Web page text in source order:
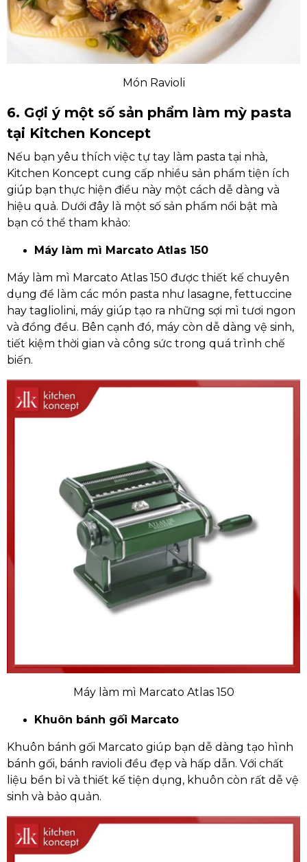
Món Ravioli
6. Gợi ý một số sản phẩm làm mỳ pasta
tại Kitchen Koncept
Nếu bạn yêu thích việc tự tay làm pasta tại nhà,
Kitchen Koncept cung cấp nhiều sản phẩm tiện ích
giúp bạn thực hiện điều này một cách dễ dàng và
hiệu quả. Dưới đây là một số sản phẩm nổi bật mà
bạn có thể tham khảo:
Máy làm mì Marcato Atlas 150
Máy làm mì Marcato Atlas 150 được thiết kế chuyên
dụng để làm các món pasta như lasagne, fettuccine
hay tagliolini, máy giúp tạo ra những sợi mì tươi ngon
và đồng đều. Bên cạnh đó, máy còn dễ dàng vệ sinh,
tiết kiệm thời gian và công sức trong quá trình chế
biến.
Máy làm mì Marcato Atlas 150
Khuôn bánh gối Marcato
Khuôn bánh gối Marcato giúp bạn dễ dàng tạo hình
bánh gối, bánh ravioli đều đẹp và hấp dẫn. Với chất
liệu bền bỉ và thiết kế tiện dụng, khuôn còn rất dễ vệ
sinh và bảo quản.